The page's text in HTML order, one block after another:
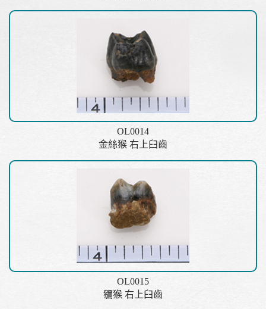
OL0014
金絲猴 右上臼齒
OL0015
獼猴 右上臼齒